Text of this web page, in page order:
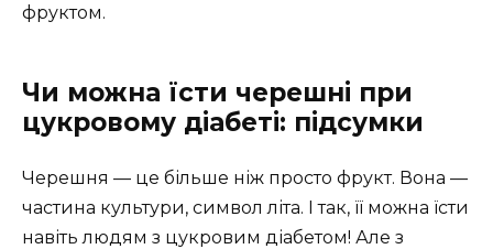
фруктом.
Чи можна їсти черешні при
цукровому діабеті: підсумки
Черешня — це більше ніж просто фрукт. Вона —
частина культури, символ літа. І так, її можна їсти
навіть людям з цукровим діабетом! Але з